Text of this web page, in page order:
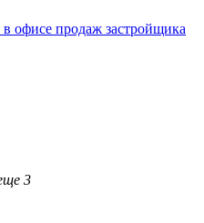
офисе продаж застройщика
3